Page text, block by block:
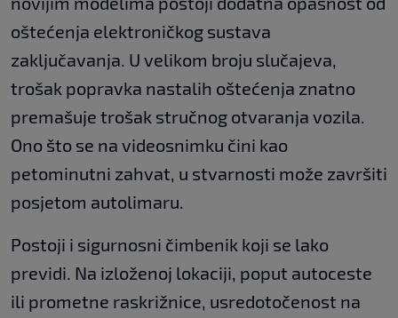
oštećenja elektroničkog sustava
zaključavanja. U velikom broju slučajeva,
trošak popravka nastalih oštećenja znatno
premašuje trošak stručnog otvaranja vozila.
Ono što se na videosnimku čini kao
petominutni zahvat, u stvarnosti može završiti
posjetom autolimaru.
Postoji i sigurnosni čimbenik koji se lako
previdi. Na izloženoj lokaciji, poput autoceste
ili prometne raskrižnice, usredotočenost na